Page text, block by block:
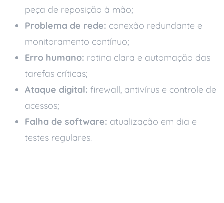
peça de reposição à mão;
Problema de rede: conexão redundante e
monitoramento contínuo;
Erro humano: rotina clara e automação das
tarefas críticas;
Ataque digital: firewall, antivírus e controle de
acessos;
Falha de software: atualização em dia e
testes regulares.